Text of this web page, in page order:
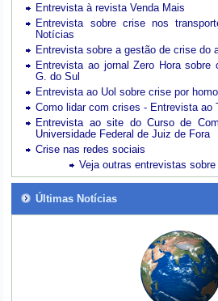
Entrevista à revista Venda Mais
Entrevista sobre crise nos
Notícias
Entrevista sobre a gestão de crise do
Entrevista ao jornal Zero Hora
G. do Sul
Entrevista ao Uol sobre crise por
Como lidar com crises - Entrevista ao
Entrevista ao site do Curso de
Universidade Federal de Juiz de Fora
Crise nas redes sociais
Veja outras entrevistas
Últimas Notícias